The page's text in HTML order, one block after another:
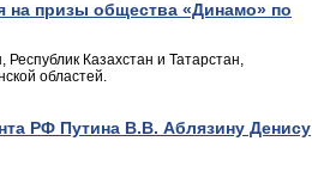
на призы общества «Динамо» по
Казахстан и Татарстан,
областей.
РФ Путина В.В. Аблязину Денису